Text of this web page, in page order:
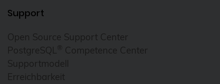
Support
Open Source Support Center
PostgreSQL ® Competence Center
Supportmodell
Erreichbarkeit